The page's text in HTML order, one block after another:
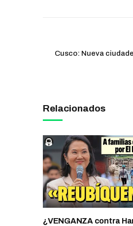
Cusco: Nueva
Relacionados
¿VENGANZA contra